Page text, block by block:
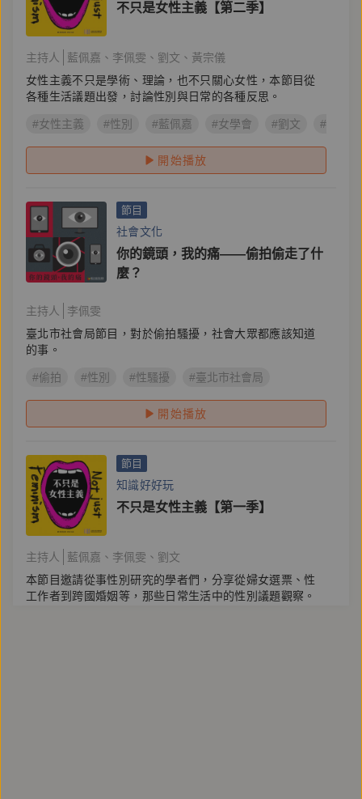
不只是女性主義【第二季】
主持人 藍佩嘉 李佩雯 劉文
黃宗儀
女性主義不只是學術、理論，也不只關心女性，本節目從
各種生活議題出發，討論性別與日常的各種反思。
#女性主義 #性別 #藍佩嘉 #女學會 #劉文 #李佩雯
開始播放
節目
社會文化
你的鏡頭，我的痛——偷拍偷走了什
麼？
主持人
李佩雯
臺北市社會局節目，對於偷拍騷擾，社會大眾都應該知道
的事。
#偷拍 #性別 #性騷擾 #臺北市社會局
開始播放
節目
知識好好玩
不只是女性主義【第一季】
主持人 藍佩嘉 李佩雯
劉文
本節目邀請從事性別研究的學者們，分享從婦女選票、性
工作者到跨國婚姻等，那些日常生活中的性別議題觀察。